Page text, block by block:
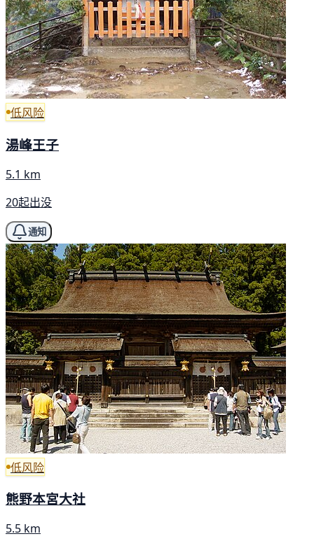
低风险
湯峰王子
5.1 km
20起出没
通知
低风险
熊野本宮大社
5.5 km